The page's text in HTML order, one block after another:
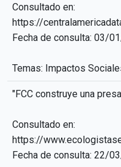
Consultado en:
https://
Fecha de consulta: 03/
Temas: Impactos
"FCC construye una
Consultado en:
https://
Fecha de consulta: 22/